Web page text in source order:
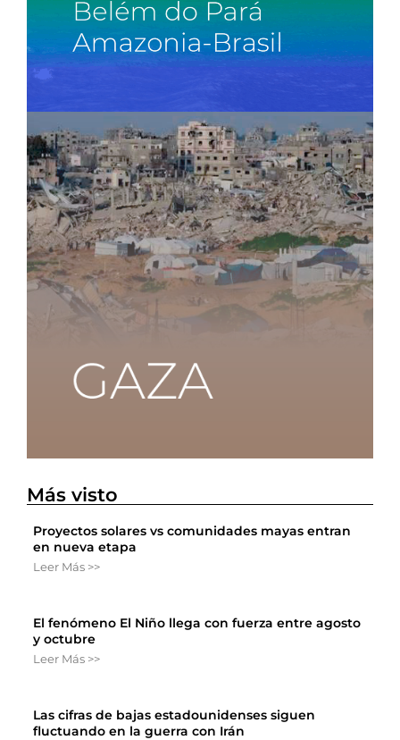
Más visto
Proyectos solares vs comunidades mayas entran
en nueva etapa
Leer Más >>
El fenómeno El Niño llega con fuerza entre agosto
y octubre
Leer Más >>
Las cifras de bajas estadounidenses siguen
fluctuando en la guerra con Irán